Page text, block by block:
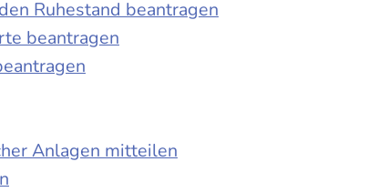
Ruhestand beantragen
beantragen
Anlagen mitteilen